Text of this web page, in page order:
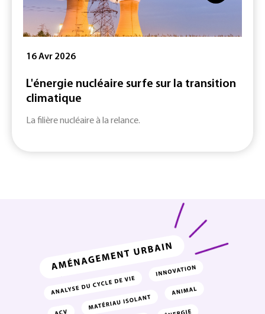
16 Avr 2026
L'énergie nucléaire surfe sur la transition
climatique
La filière nucléaire à la relance.